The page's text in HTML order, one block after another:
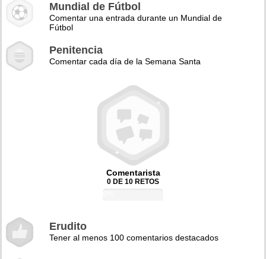
Mundial de Fútbol
Comentar una entrada durante un Mundial de
Fútbol
Penitencia
Comentar cada día de la Semana Santa
Comentarista
0 DE 10 RETOS
Erudito
Tener al menos 100 comentarios destacados